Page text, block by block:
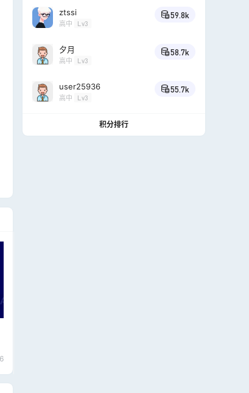
ztssi
高中 Lv3
59.8k
夕月
高中 Lv3
58.7k
user25936
高中 Lv3
55.7k
积分排行